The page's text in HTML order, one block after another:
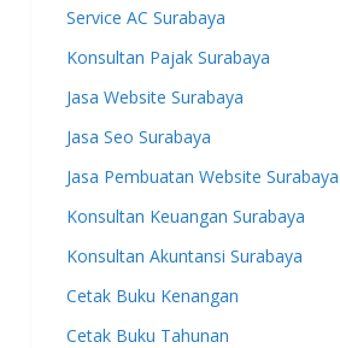
Service AC Surabaya
Konsultan Pajak Surabaya
Jasa Website Surabaya
Jasa Seo Surabaya
Jasa Pembuatan Website Surabaya
Konsultan Keuangan Surabaya
Konsultan Akuntansi Surabaya
Cetak Buku Kenangan
Cetak Buku Tahunan